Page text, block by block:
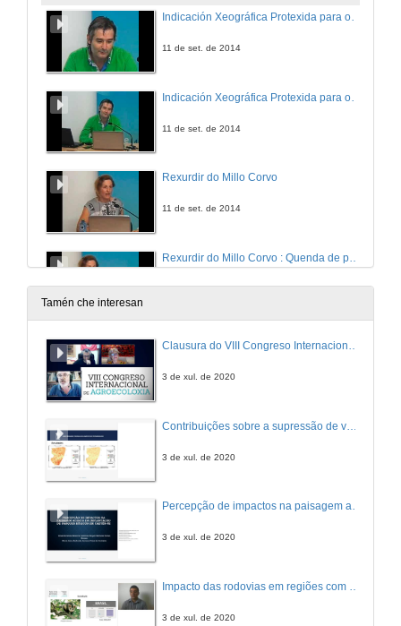
Indicación Xeográfica Protexida para o Viño do Morrazo e outros
11 de set. de 2014
11 de set. de 2014
Rexurdir do Millo Corvo
11 de set. de 2014
11 de set. de 2014
Tamén che interesan
Clausura do VIII Congreso Internacional de Agroecoloxía
3 de xul. de 2020
3 de xul. de 2020
Percepção de impactos na paisagem acerca da implantação de parques eólicos em Caetés – Pernambuco no nordeste brasileiro
3 de xul. de 2020
3 de xul. de 2020